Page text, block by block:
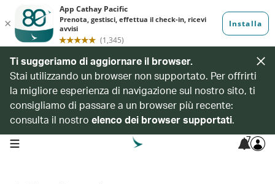
Ti suggeriamo di aggiornare il browser.
Stai utilizzando un browser non supportato. Per offrirti
la migliore esperienza di navigazione sul nostro sito, ti
consigliamo di passare a un browser più recente:
consulta il nostro elenco dei browser supportati.
open navigation menu 7